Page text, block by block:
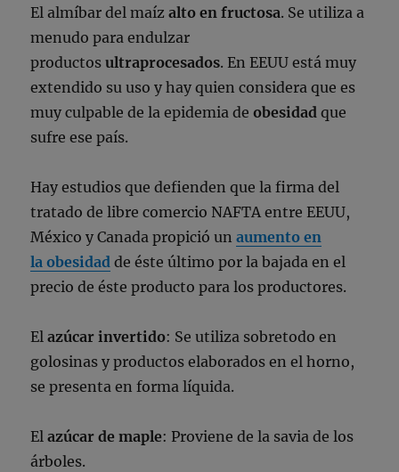
El almíbar del maízalto en fructosa. Se utiliza a
menudo para endulzar
productosultraprocesados. En EEUU está muy
extendido su uso y hay quien considera que es
muy culpable de la epidemia deobesidad que
sufre ese país.
Hay estudios que defienden que la firma del
tratado de libre comercio NAFTA entre EEUU,
México y Canada propició unaumento en
la obesidad de éste último por la bajada en el
precio de éste producto para los productores.
Elazúcar invertido: Se utiliza sobretodo en
golosinas y productos elaborados en el horno,
se presenta en forma líquida.
Elazúcar de maple: Proviene de la savia de los
árboles.